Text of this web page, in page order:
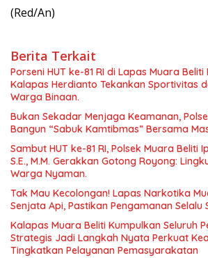
(Red/An)
Berita Terkait
Porseni HUT ke-81 RI di Lapas Muara Beliti
Kalapas Herdianto Tekankan Sportivitas
Warga Binaan.
Bukan Sekadar Menjaga Keamanan,
Bangun “Sabuk Kamtibmas” Bersama
Sambut HUT ke-81 RI, Polsek Muara Beliti
S.E., M.M. Gerakkan Gotong Royong:
Warga Nyaman.
Tak Mau Kecolongan! Lapas Narkotika
Senjata Api, Pastikan Pengamanan Selalu
Kalapas Muara Beliti Kumpulkan Seluruh
Strategis Jadi Langkah Nyata Perkuat
Tingkatkan Pelayanan Pemasyarakatan